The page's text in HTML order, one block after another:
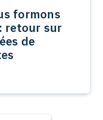
formons
retour sur
de